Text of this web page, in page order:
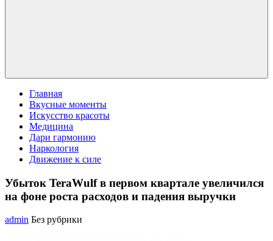
Главная
Вкусные моменты
Искусство красоты
Медицина
Дари гармонию
Наркология
Движение к силе
Убыток TeraWulf в первом квартале увеличился
на фоне роста расходов и падения выручки
admin Без рубрики